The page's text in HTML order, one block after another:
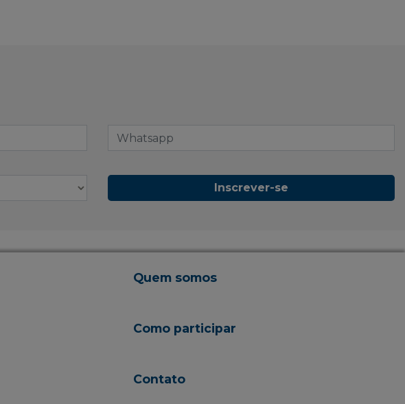
Inscrever-se
Quem somos
Como participar
Contato